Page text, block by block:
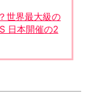
世界最大級の
日本開催の2